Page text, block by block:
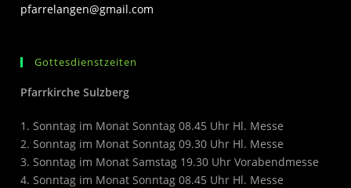
pfarrelangen@gmail.com
Gottesdienstzeiten
Pfarrkirche Sulzberg
1. Sonntag im Monat Sonntag 08.45 Uhr Hl. Messe
2. Sonntag im Monat Sonntag 09.30 Uhr Hl. Messe
3. Sonntag im Monat Samstag 19.30 Uhr Vorabendmesse
4. Sonntag im Monat Sonntag 08.45 Uhr Hl. Messe